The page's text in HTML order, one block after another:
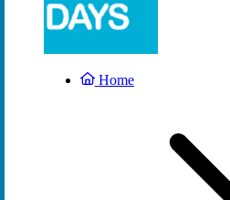
Home